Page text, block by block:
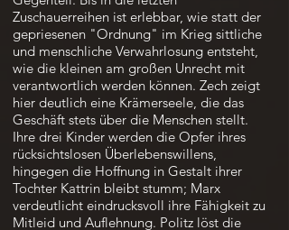
Zuschauerreihen ist erlebbar, wie statt der
gepriesenen "Ordnung" im Krieg sittliche
und menschliche Verwahrlosung entsteht,
wie die kleinen am großen Unrecht mit
verantwortlich werden können. Zech zeigt
hier deutlich eine Krämerseele, die das
Geschäft stets über die Menschen stellt.
Ihre drei Kinder werden die Opfer ihres
rücksichtslosen Überlebenswillens,
hingegen die Hoffnung in Gestalt ihrer
Tochter Kattrin bleibt stumm; Marx
verdeutlicht eindrucksvoll ihre Fähigkeit zu
Mitleid und Auflehnung. Politz löst die